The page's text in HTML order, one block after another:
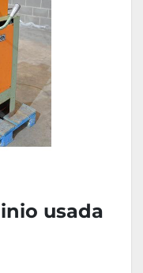
usada